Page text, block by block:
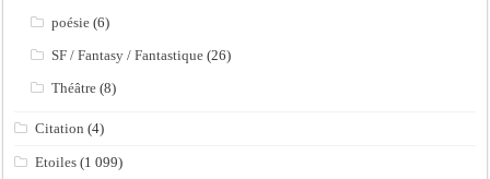
poésie (6)
SF / Fantasy / Fantastique (26)
Théâtre (8)
Citation (4)
Etoiles (1 099)